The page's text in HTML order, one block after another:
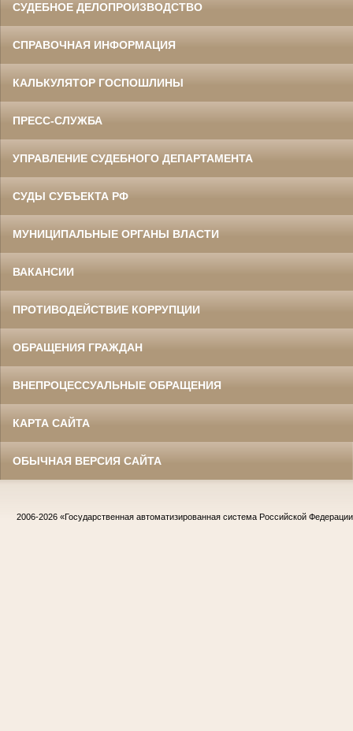
СУДЕБНОЕ ДЕЛОПРОИЗВОДСТВО
СПРАВОЧНАЯ ИНФОРМАЦИЯ
КАЛЬКУЛЯТОР ГОСПОШЛИНЫ
ПРЕСС-СЛУЖБА
УПРАВЛЕНИЕ СУДЕБНОГО ДЕПАРТАМЕНТА
СУДЫ СУБЪЕКТА РФ
МУНИЦИПАЛЬНЫЕ ОРГАНЫ ВЛАСТИ
ВАКАНСИИ
ПРОТИВОДЕЙСТВИЕ КОРРУПЦИИ
ОБРАЩЕНИЯ ГРАЖДАН
ВНЕПРОЦЕССУАЛЬНЫЕ ОБРАЩЕНИЯ
КАРТА САЙТА
ОБЫЧНАЯ ВЕРСИЯ САЙТА
2006-2026 «Государственная автоматизированная система Российской